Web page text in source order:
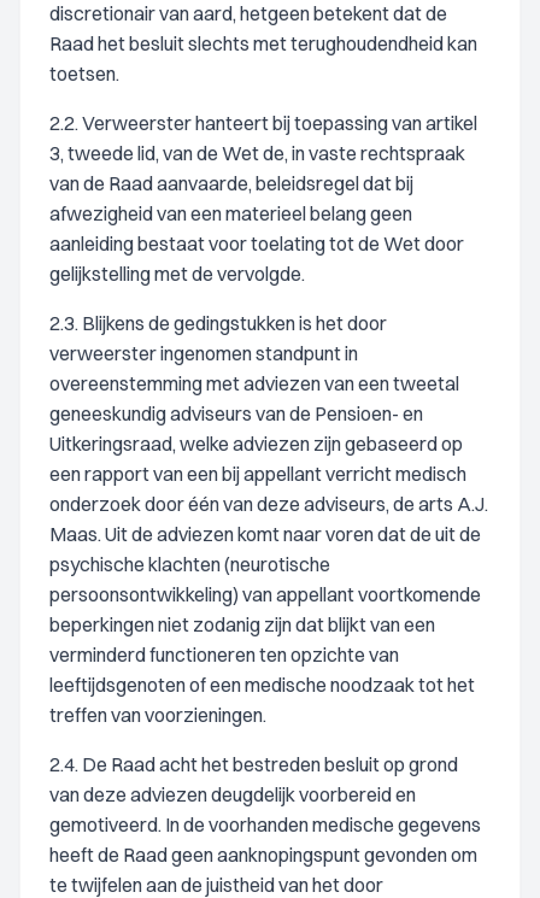
discretionair van aard, hetgeen betekent dat de
Raad het besluit slechts met terughoudendheid kan
toetsen.
2.2. Verweerster hanteert bij toepassing van artikel
3, tweede lid, van de Wet de, in vaste rechtspraak
van de Raad aanvaarde, beleidsregel dat bij
afwezigheid van een materieel belang geen
aanleiding bestaat voor toelating tot de Wet door
gelijkstelling met de vervolgde.
2.3. Blijkens de gedingstukken is het door
verweerster ingenomen standpunt in
overeenstemming met adviezen van een tweetal
geneeskundig adviseurs van de Pensioen- en
Uitkeringsraad, welke adviezen zijn gebaseerd op
een rapport van een bij appellant verricht medisch
onderzoek door één van deze adviseurs, de arts A.J.
Maas. Uit de adviezen komt naar voren dat de uit de
psychische klachten (neurotische
persoonsontwikkeling) van appellant voortkomende
beperkingen niet zodanig zijn dat blijkt van een
verminderd functioneren ten opzichte van
leeftijdsgenoten of een medische noodzaak tot het
treffen van voorzieningen.
2.4. De Raad acht het bestreden besluit op grond
van deze adviezen deugdelijk voorbereid en
gemotiveerd. In de voorhanden medische gegevens
heeft de Raad geen aanknopingspunt gevonden om
te twijfelen aan de juistheid van het door